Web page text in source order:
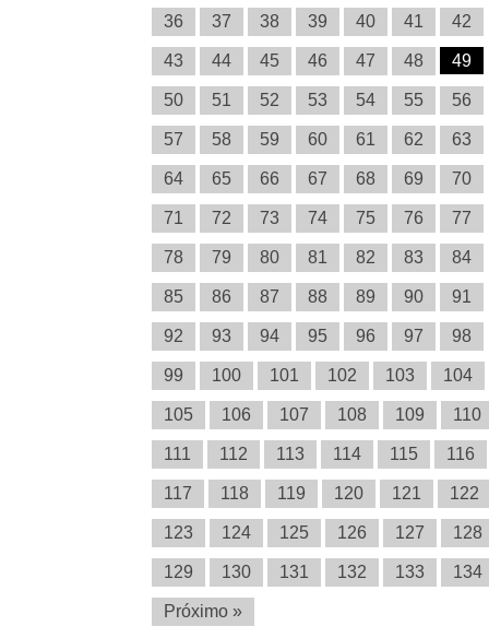
36 37 38 39 40 41 42
43 44 45 46 47 48 49
50 51 52 53 54 55 56
57 58 59 60 61 62 63
64 65 66 67 68 69 70
71 72 73 74 75 76 77
78 79 80 81 82 83 84
85 86 87 88 89 90 91
92 93 94 95 96 97 98
99 100 101 102 103 104
105 106 107 108 109 110
111 112 113 114 115 116
117 118 119 120 121 122
123 124 125 126 127 128
129 130 131 132 133 134
Próximo »